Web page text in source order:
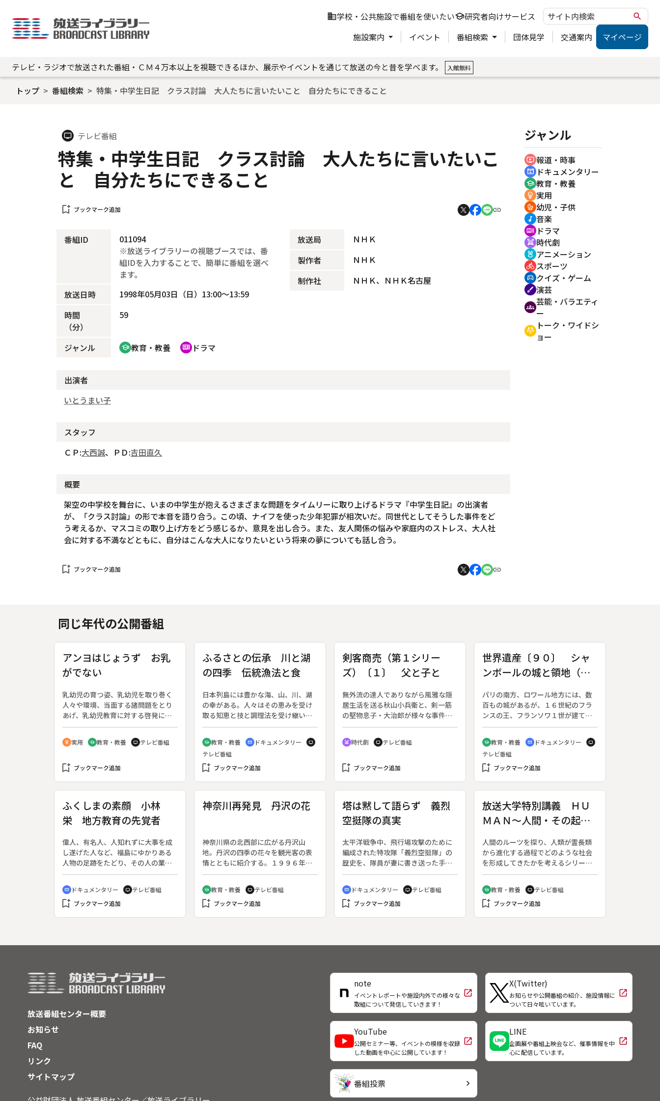
business学校・公共施設で番組を使いたいschool研究者向けサービス search
施設案内 イベント 番組検索 団体見学 交通案内 マイページ
テレビ・ラジオで放送された番組・ＣＭ４万本以上を視聴できるほか、展示やイベントを通じて放送の今と昔を学べます。 入館無料
トップ 番組検索 特集・中学生日記 クラス討論 大人たちに言いたいこと 自分たちにできること
tv テレビ番組
特集・中学生日記 クラス討論 大人たちに言いたいこ
と 自分たちにできること
bookmark_add ブックマーク追加
番組ID
011094
※放送ライブラリーの視聴ブースでは、番
組IDを入力することで、簡単に番組を選べ
ます。
放送日時
1998年05月03日（日）13:00～13:59
時間
（分）
59
ジャンル school 教育・教養 recent_actors ドラマ
放送局
ＮＨＫ
製作者
ＮＨＫ
制作社
ＮＨＫ、ＮＨＫ名古屋
出演者
いとうまい子
スタッフ
ＣＰ:大西誠、ＰＤ:吉田直久
概要
架空の中学校を舞台に、いまの中学生が抱えるさまざまな問題をタイムリーに取り上げるドラマ『中学生日記』の出演者
が、「クラス討論」の形で本音を語り合う。この頃、ナイフを使った少年犯罪が相次いだ。同世代としてそうした事件をど
う考えるか、マスコミの取り上げ方をどう感じるか、意見を出し合う。また、友人関係の悩みや家庭内のストレス、大人社
会に対する不満などともに、自分はこんな大人になりたいという将来の夢についても話し合う。
bookmark_add ブックマーク追加
ジャンル
ondemand_video 報道・時事
cinematic_blur ドキュメンタリー
school 教育・教養
emoji_objects 実用
crib 幼児・子供
music_note 音楽
recent_actors ドラマ
swords 時代劇
cruelty_free アニメーション
directions_bike スポーツ
sports_esports クイズ・ゲーム
brush 演芸
groups 芸能・バラエティ
ー
adaptive_audio_mic トーク・ワイドシ
ョー
同じ年代の公開番組
アンヨはじょうず お乳
がでない
乳幼児の育つ姿、乳幼児を取り巻く
人々や環境、当面する諸問題をとり
あげ、乳幼児教育に対する啓発に努
めるシリーズ番組。◆今回は、栄養
とスキンシップの両方からミルク育
児をサポートする。
emoji_objects 実用 school 教育・教養 tv テレビ番組
bookmark_add ブックマーク追加
ふるさとの伝承 川と湖
の四季 伝統漁法と食
日本列島には豊かな海、山、川、湖
の幸がある。人々はその恵みを受け
取る知恵と技と調理法を受け継いで
きた。有明海に近い佐賀のクリーク
で冬行われるフナの手づかみ漁。昆
布で捲いて野菜と煮込む煮こごりは
正月に欠かせない料理だ。春の琵琶
湖で刺し網漁で獲るニゴロブナは半
国に出荷される。◆長良川の登り落
どを紹介。◆取材地は佐賀県鹿島
市、滋賀県びわ町、岐阜県白鳥町、
新潟県村上市。
school 教育・教養 cinematic_blur ドキュメンタリー tv
テレビ番組
bookmark_add ブックマーク追加
剣客商売（第１シリー
ズ）〔１〕 父と子と
無外流の達人でありながら風雅な隠
居生活を送る秋山小兵衛と、剣一筋
の堅物息子・大治郎が様々な事件を
解決する活躍を、江戸情緒を織り込
んで描く時代劇。原作：池波正太
郎。（第１シリーズ／１９９８年１
１０回）◆「剣術は世渡りの道具」
はると暮らしていた。時の老中は田
沼意次で、彼が側室に生ませた佐々
木三冬と、旗本の息子・永井右京の
縁談が進んでいた。三冬は女剣士
で、自分より強い人が夫の条件だと
いう。しかし右京は剣が苦手で、困
り果てた永井家の用人が大治郎に相
swords 時代劇 tv テレビ番組
bookmark_add ブックマーク追加
世界遺産〔９０〕 シャ
ンボールの城と領地（フ
パリの南方、ロワール地方には、数
百もの城があるが、１６世紀のフラ
ンスの王、フランソワ１世が建て
た、アンボワーズ城とシャンボール
城を主として見ていく。◆アンボワ
ーズの町には、レオナルド・ダ・ビ
ンチが晩年を過ごしたクロ・リュセ
の館があり、王や城とかかわるエピ
ふたつの城が、城砦という概念を超
え、贅沢きわまりない芸術作品とし
て堪能できる。
school 教育・教養 cinematic_blur ドキュメンタリー tv
テレビ番組
bookmark_add ブックマーク追加
ふくしまの素顔 小林
栄 地方教育の先覚者
偉人、有名人、人知れずに大事を成
し遂げた人など、福島にゆかりある
人物の足跡をたどり、その人の業績
と人柄を描くシリーズ。◆野口英世
博士の恩師として知られている小林
栄は、地方教育の先覚者として名を
残した。彼の生涯をたどる。会津武
もとに地元小学校に奉職し、郷土の
会に恵まれないことを憂い、教員を
辞して「私立猪苗代日新館」を創立
多くの優秀な人材を輩出し、世界的
cinematic_blur ドキュメンタリー tv テレビ番組
bookmark_add ブックマーク追加
神奈川再発見 丹沢の花
神奈川県の北西部に広がる丹沢山
地。丹沢の四季の花々を観光客の表
情とともに紹介する。１９９６年
（平成８）度の「箱根の花」に続
く“花”シリーズ。
school 教育・教養 tv テレビ番組
bookmark_add ブックマーク追加
塔は黙して語らず 義烈
空挺隊の真実
太平洋戦争中、飛行場攻撃のために
編成された特攻隊「義烈空挺隊」の
歴史を、隊員が妻に書き送った手紙
を元に綴るドキュメンタリー。◆昭
和１９年６月のサイパン陥落で、日
本はＢ２９の爆撃行動範囲に入り、
本土空襲が本格化した。制空権奪回
体着陸し、飛行場とＢ２９を爆破す
和２０年５月２４日、義烈空挺隊は
占領された沖縄の飛行場に向けて出
撃した。
cinematic_blur ドキュメンタリー tv テレビ番組
bookmark_add ブックマーク追加
放送大学特別講義 ＨＵ
ＭＡＮ～人間・その起源
マダガスカル～ 伊谷純
一郎、小山直樹
人間のルーツを探り、人類が霊長類
から進化する過程でどのような社会
を形成してきたかを考えるシリー
ズ。今回は、霊長類の中で最も原始
的な原猿を、インド洋に浮かぶマダ
ガスカル島で追跡取材した模様を伝
える。特にワオキツネザルを取り上
る。講師は京都大学の伊谷純一郎名
school 教育・教養 tv テレビ番組
bookmark_add ブックマーク追加
放送番組センター概要
お知らせ
FAQ
リンク
サイトマップ
note
イベントレポートや施設内外での様々な
取組について発信していきます！
open_in_new
X(Twitter)
お知らせや公開番組の紹介、施設情報に
ついて日々呟いています。
open_in_new
YouTube
公開セミナー等、イベントの模様を収録
した動画を中心に公開しています！
open_in_new
LINE
企画展や番組上映会など、催事情報を中
心に配信しています。
open_in_new
番組投票 chevron_right